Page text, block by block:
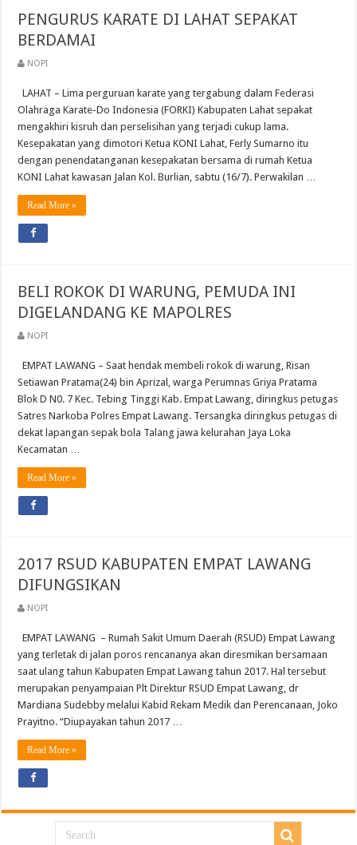
PENGURUS KARATE DI LAHAT SEPAKAT
BERDAMAI
NOPI
LAHAT – Lima perguruan karate yang tergabung dalam Federasi
Olahraga Karate-Do Indonesia (FORKI) Kabupaten Lahat sepakat
mengakhiri kisruh dan perselisihan yang terjadi cukup lama.
Kesepakatan yang dimotori Ketua KONI Lahat, Ferly Sumarno itu
dengan penendatanganan kesepakatan bersama di rumah Ketua
KONI Lahat kawasan Jalan Kol. Burlian, sabtu (16/7). Perwakilan …
Read More »
BELI ROKOK DI WARUNG, PEMUDA INI
DIGELANDANG KE MAPOLRES
NOPI
EMPAT LAWANG – Saat hendak membeli rokok di warung, Risan
Setiawan Pratama(24) bin Aprizal, warga Perumnas Griya Pratama
Blok D N0. 7 Kec. Tebing Tinggi Kab. Empat Lawang, diringkus petugas
Satres Narkoba Polres Empat Lawang. Tersangka diringkus petugas di
dekat lapangan sepak bola Talang jawa kelurahan Jaya Loka
Kecamatan …
Read More »
2017 RSUD KABUPATEN EMPAT LAWANG
DIFUNGSIKAN
NOPI
EMPAT LAWANG – Rumah Sakit Umum Daerah (RSUD) Empat Lawang
yang terletak di jalan poros rencananya akan diresmikan bersamaan
saat ulang tahun Kabupaten Empat Lawang tahun 2017. Hal tersebut
merupakan penyampaian Plt Direktur RSUD Empat Lawang, dr
Mardiana Sudebby melalui Kabid Rekam Medik dan Perencanaan, Joko
Prayitno. “Diupayakan tahun 2017 …
Read More »